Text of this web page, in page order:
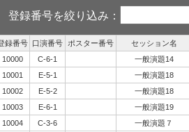
登録番号を絞り込み：
録番号 口演番号 ポスター番号 セッション名
10000
C-6-1 一般演題14
10001
E-5-1 一般演題18
10002
E-5-2 一般演題18
10003
E-6-1 一般演題19
10004
C-3-6 一般演題７